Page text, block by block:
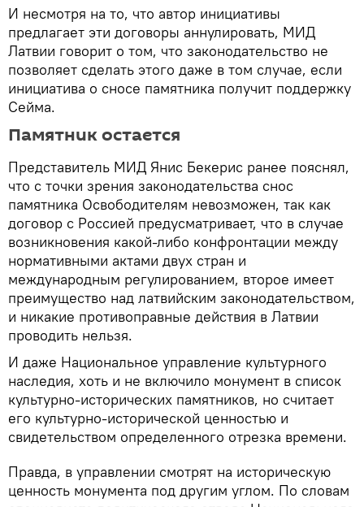
И несмотря на то, что автор инициативы
предлагает эти договоры аннулировать, МИД
Латвии говорит о том, что законодательство не
позволяет сделать этого даже в том случае, если
инициатива о сносе памятника получит поддержку
Сейма.
Памятник остается
Представитель МИД Янис Бекерис ранее пояснял,
что с точки зрения законодательства снос
памятника Освободителям невозможен, так как
договор с Россией предусматривает, что в случае
возникновения какой-либо конфронтации между
нормативными актами двух стран и
международным регулированием, второе имеет
преимущество над латвийским законодательством,
и никакие противоправные действия в Латвии
проводить нельзя.
И даже Национальное управление культурного
наследия, хоть и не включило монумент в список
культурно-исторических памятников, но считает
его культурно-исторической ценностью и
свидетельством определенного отрезка времени.
Правда, в управлении смотрят на историческую
ценность монумента под другим углом. По словам